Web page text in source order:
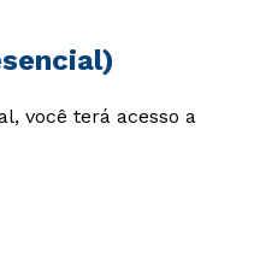
você terá acesso a